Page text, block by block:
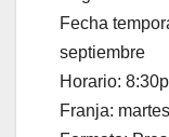
Fecha
septiembre
Horario:
Franja: